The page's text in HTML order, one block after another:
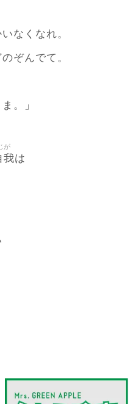
なくなれ。
ぞんでて。
。」
我
が
は